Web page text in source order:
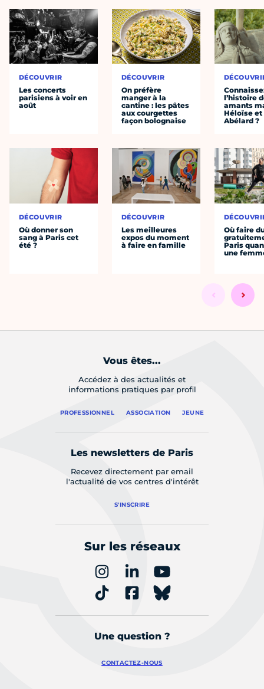
DÉCOUVRIR
Les concerts
parisiens à voir en
août
DÉCOUVRIR
Où donner son
sang à Paris cet
été ?
DÉCOUVRIR
On préfère
manger à la
cantine : les pâtes
aux courgettes
façon bolognaise
DÉCOUVRIR
Les meilleures
expos du moment
à faire en famille
l’histoire
amants
Héloïse et
Abélard ?
Où faire
Paris
une
Vous êtes...
Accédez à des actualités et
informations pratiques par profil
PROFESSIONNEL ASSOCIATION JEUNE
Les newsletters de Paris
Recevez directement par email
l'actualité de vos centres d'intérêt
S'INSCRIRE
Sur les réseaux
Une question ?
CONTACTEZ-NOUS